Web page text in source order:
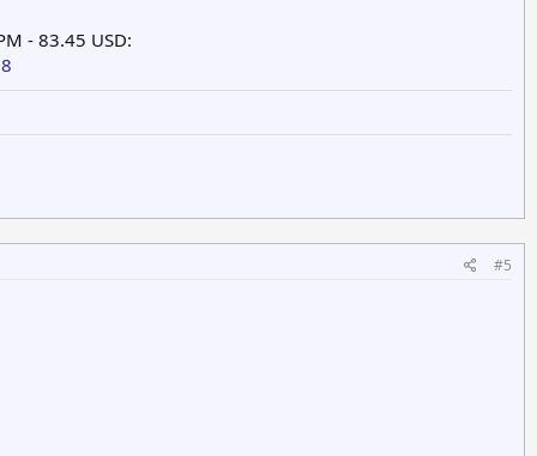
- 83.45 USD:
#5